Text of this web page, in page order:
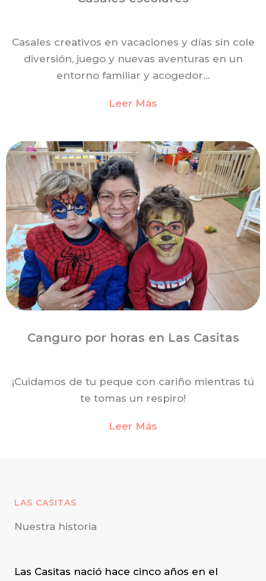
Casales creativos en vacaciones y días sin cole
diversión, juego y nuevas aventuras en un
entorno familiar y acogedor…
Leer Más
Canguro por horas en Las Casitas
¡Cuidamos de tu peque con cariño mientras tú
te tomas un respiro!
Leer Más
LAS CASITAS
Nuestra historia
Las Casitas nació hace cinco años en el